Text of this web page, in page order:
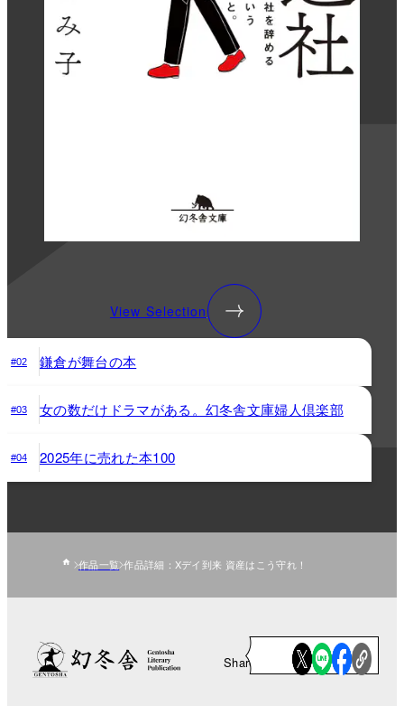
View Selection
#02 鎌倉が舞台の本
#03 女の数だけドラマがある。幻冬舎文庫婦人倶楽部
#04 2025年に売れた本100
作品一覧 作品詳細：Xデイ到来 資産はこう守れ！
Share